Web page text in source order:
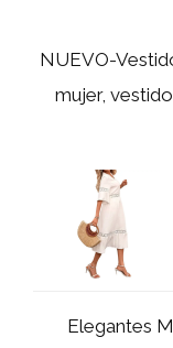
NUEVO-
mujer,
Elegantes